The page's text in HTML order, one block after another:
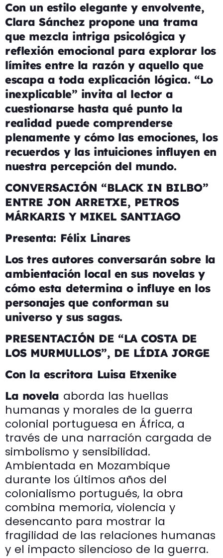
Con un estilo elegante y envolvente,
Clara Sánchez propone una trama
que mezcla intriga psicológica y
reflexión emocional para explorar los
límites entre la razón y aquello que
escapa a toda explicación lógica. “Lo
inexplicable” invita al lector a
cuestionarse hasta qué punto la
realidad puede comprenderse
plenamente y cómo las emociones, los
recuerdos y las intuiciones influyen en
nuestra percepción del mundo.
CONVERSACIÓN “BLACK IN BILBO”
ENTRE JON ARRETXE, PETROS
MÁRKARIS Y MIKEL SANTIAGO
Presenta: Félix Linares
Los tres autores conversarán sobre la
ambientación local en sus novelas y
cómo esta determina o influye en los
personajes que conforman su
universo y sus sagas.
PRESENTACIÓN DE “LA COSTA DE
LOS MURMULLOS”, DE LÍDIA JORGE
Con la escritora Luisa Etxenike
La novela aborda las huellas
humanas y morales de la guerra
colonial portuguesa en África, a
través de una narración cargada de
simbolismo y sensibilidad.
Ambientada en Mozambique
durante los últimos años del
colonialismo portugués, la obra
combina memoria, violencia y
desencanto para mostrar la
fragilidad de las relaciones humanas
y el impacto silencioso de la guerra.